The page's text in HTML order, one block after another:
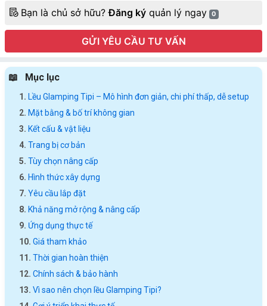
Bạn là chủ sở hữu?Đăng ký quản lý ngay 0
GỬI YÊU CẦU TƯ VẤN
Mục lục
Lều Glamping Tipi – Mô hình đơn giản, chi phí thấp, dễ setup
Mặt bằng & bố trí không gian
Kết cấu & vật liệu
Trang bị cơ bản
Tùy chọn nâng cấp
Hình thức xây dựng
Yêu cầu lắp đặt
Khả năng mở rộng & nâng cấp
Ứng dụng thực tế
Giá tham khảo
Thời gian hoàn thiện
Chính sách & bảo hành
Vì sao nên chọn lều Glamping Tipi?